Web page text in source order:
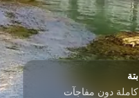
دون مفاجآت